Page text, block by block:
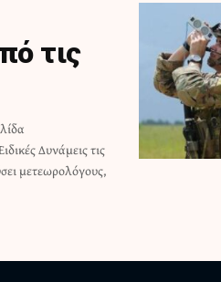
τις